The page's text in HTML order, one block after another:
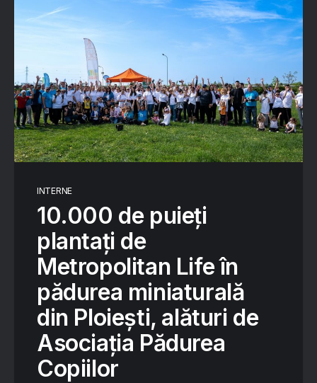
INTERNE
10.000 de puieți
plantați de
Metropolitan Life în
pădurea miniaturală
din Ploiești, alături de
Asociația Pădurea
Copiilor